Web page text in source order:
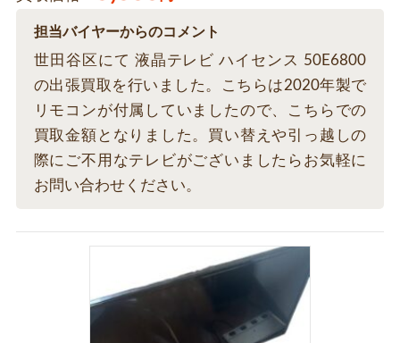
担当バイヤーからのコメント
世田谷区にて 液晶テレビ ハイセンス 50E6800
の出張買取を行いました。こちらは2020年製で
リモコンが付属していましたので、こちらでの
買取金額となりました。買い替えや引っ越しの
際にご不用なテレビがございましたらお気軽に
お問い合わせください。